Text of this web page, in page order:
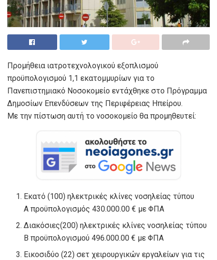
Προμήθεια ιατροτεχνολογικού εξοπλισμού
προϋπολογισμού 1,1 εκατομμυρίων για το
Πανεπιστημιακό Νοσοκομείο εντάχθηκε στο Πρόγραμμα
Δημοσίων Επενδύσεων της Περιφέρειας Ηπείρου.
Με την πίστωση αυτή το νοσοκομείο θα προμηθευτεί:
Εκατό (100) ηλεκτρικές κλίνες νοσηλείας τύπου
Α προϋπολογισμός 430.000.00 € με ΦΠΑ
Διακόσιες(200) ηλεκτρικές κλίνες νοσηλείας τύπου
Β προϋπολογισμού 496.000.00 € με ΦΠΑ
Εικοσιδύο (22) σετ χειρουργικών εργαλείων για τις